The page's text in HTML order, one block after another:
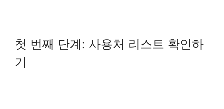
첫 번째 단계: 사용처 리스트 확인하
기